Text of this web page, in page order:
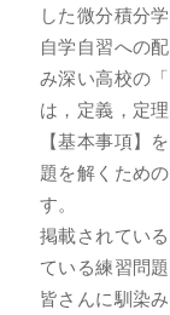
した微分積分
自学自習への
み深い高校の
は，定義，定
【基本事項】
題を解くため
す。
掲載されてい
ている練習問
皆さんに馴染